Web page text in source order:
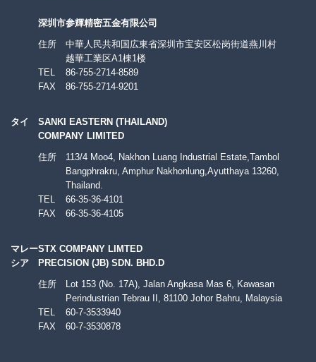
深圳市参輝精密五金有限公司
住所
中華人民共和国広東省深圳市宝安区松岗街道燕川村
越華工業区A1棟1楼
TEL
86-755-2714-8589
FAX
86-755-2714-9201
タイ
SANKI EASTERN (THAILAND)
COMPANY LIMITED
住所
113/4 Moo4, Nakhon Luang Industrial Estate,Tambol
Bangphrakru, Amphur Nakhonlung,Ayutthaya 13260,
Thailand.
TEL
66-35-36-4101
FAX
66-35-36-4105
マレー
シア
STX COMPANY LIMTED
PRECISION (JB) SDN. BHD.D
住所
Lot 153 (No. 17A), Jalan Angkasa Mas 6, Kawasan
Perindustrian Tebrau II, 81100 Johor Bahru, Malaysia
TEL
60-7-3533940
FAX
60-7-3530878